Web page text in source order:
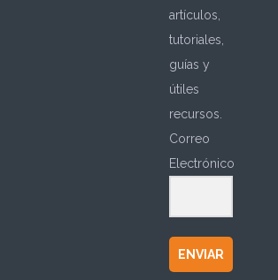
artículos,
tutoriales,
guías y
útiles
recursos.
Correo
Electrónico
ENVIAR